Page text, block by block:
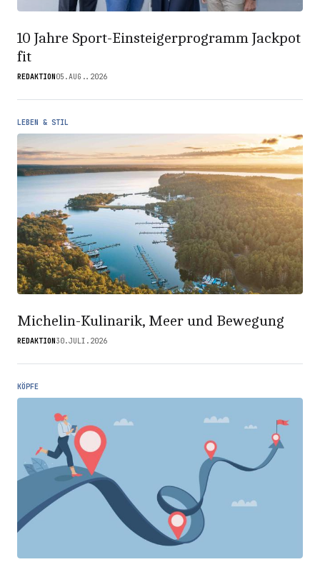
10 Jahre Sport-Einsteigerprogramm Jackpot
fit
REDAKTION 05.AUG..2026
LEBEN & STIL
Michelin-Kulinarik, Meer und Bewegung
REDAKTION 30.JULI.2026
KÖPFE